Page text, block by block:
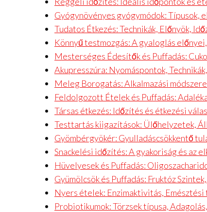
Gyógynövényes gyógymódok: Típusok,
Tudatos Étkezés: Technikák, Előnyök,
Könnyű testmozgás: A gyaloglás
Mesterséges Édesítők és Puffadás:
Akupresszúra: Nyomáspontok,
Meleg Borogatás: Alkalmazási
Feldolgozott Ételek és Puffadás:
Társas étkezés: Időzítés és étkezési
Testtartás kiigazítások: Ülőhelyzetek,
Gyömbérgyökér: Gyulladáscsökkentő
Snackelési időzítés: A gyakoriság és az
Hüvelyesek és Puffadás:
Gyümölcsök és Puffadás: Fruktóz
Nyers ételek: Enzimaktivitás,
Probiotikumok: Törzsek típusa,